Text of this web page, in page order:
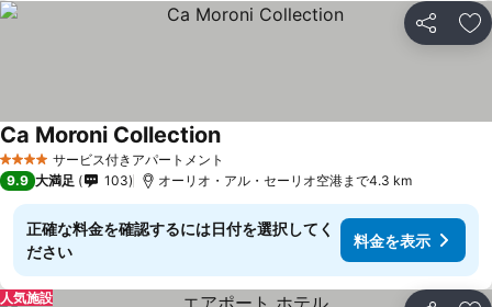
シェア お
4 ホテルのランクサービス付きアパートメント
Ca Moroni Collection
9.9 大満足 103 オーリオ・アル・セーリオ空港まで4.3 km
正確な料金を確認するには日付を選択してく
ださい
料金を表示
人気施設